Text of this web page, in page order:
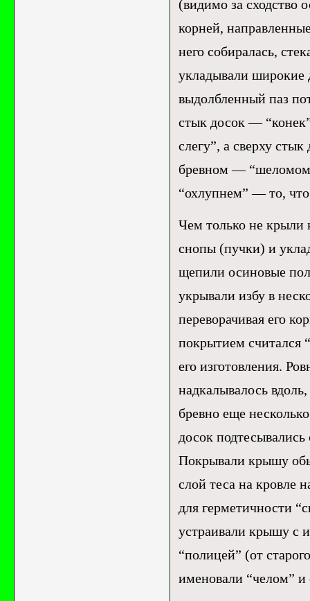
(видимо за сходство
корней,
него собиралась,
укладывали
выдолбленный паз
стык досок —
слегу”, а сверху
бревном —
“охлупнем” — то, что
Чем только не крыли
снопы (пучки) и
щепили осиновые
укрывали избу в
переворачивая его
покрытием считался
его изготовления.
надкалывалось
бревно еще
досок
Покрывали крышу
слой теса на кровле
для герметичности
устраивали крышу с
“полицей” (от
именовали “челом”